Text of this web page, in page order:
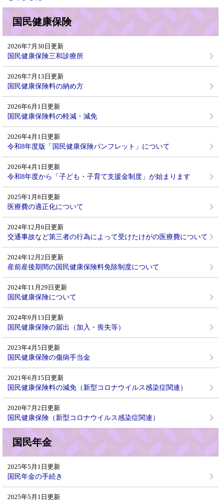
国民健康保険
2026年7月30日更新
国民健康保険三和診療所
2026年7月13日更新
国民健康保険料の納め方
2026年6月1日更新
国民健康保険料の軽減・減免
2026年4月1日更新
令和8年度版「国民健康保険パンフレット」について
2026年4月1日更新
令和8年度から「子ども・子育て支援金制度」が始まります
2025年1月8日更新
医療費の適正化について
2024年12月6日更新
交通事故など第三者の行為によって受けたけがの医療費について
2024年12月2日更新
産前産後期間の国民健康保険料免除制度について
2024年11月29日更新
国民健康保険について
2024年9月13日更新
国民健康保険の届出（加入・喪失等）
2023年4月5日更新
国民健康保険の傷病手当金
2021年6月15日更新
国民健康保険料の減免（新型コロナウイルス感染症関連）
2020年7月2日更新
国民健康保険（新型コロナウイルス感染症関連）
国民年金
2025年5月1日更新
国民年金の手続き
2025年5月1日更新